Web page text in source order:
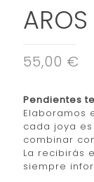
55,00 €
Pendientes
Elaboramos
cada joya
combinar
La recibirás
siempre